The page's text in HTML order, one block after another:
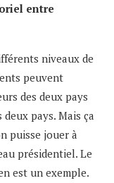
entre
niveaux de
peuvent
des deux pays
deux pays. Mais ça
puisse jouer à
présidentiel. Le
est un exemple.